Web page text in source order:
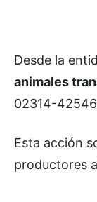
Desde la
animales
02314-
Esta acción
productores